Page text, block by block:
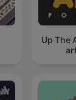
Up The